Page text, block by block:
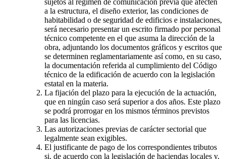
sujetos al régimen de comunicación previa que afecten
a la estructura, el diseño exterior, las condiciones de
habitabilidad o de seguridad de edificios e instalaciones,
será necesario presentar un escrito firmado por personal
técnico competente en el que asuma la dirección de la
obra, adjuntando los documentos gráficos y escritos que
se determinen reglamentariamente así como, en su caso,
la documentación referida al cumplimiento del Código
técnico de la edificación de acuerdo con la legislación
estatal en la materia.
La fijación del plazo para la ejecución de la actuación,
que en ningún caso será superior a dos años. Este plazo
se podrá prorrogar en los mismos términos previstos
para las licencias.
Las autorizaciones previas de carácter sectorial que
legalmente sean exigibles.
El justificante de pago de los correspondientes tributos
si, de acuerdo con la legislación de haciendas locales y,